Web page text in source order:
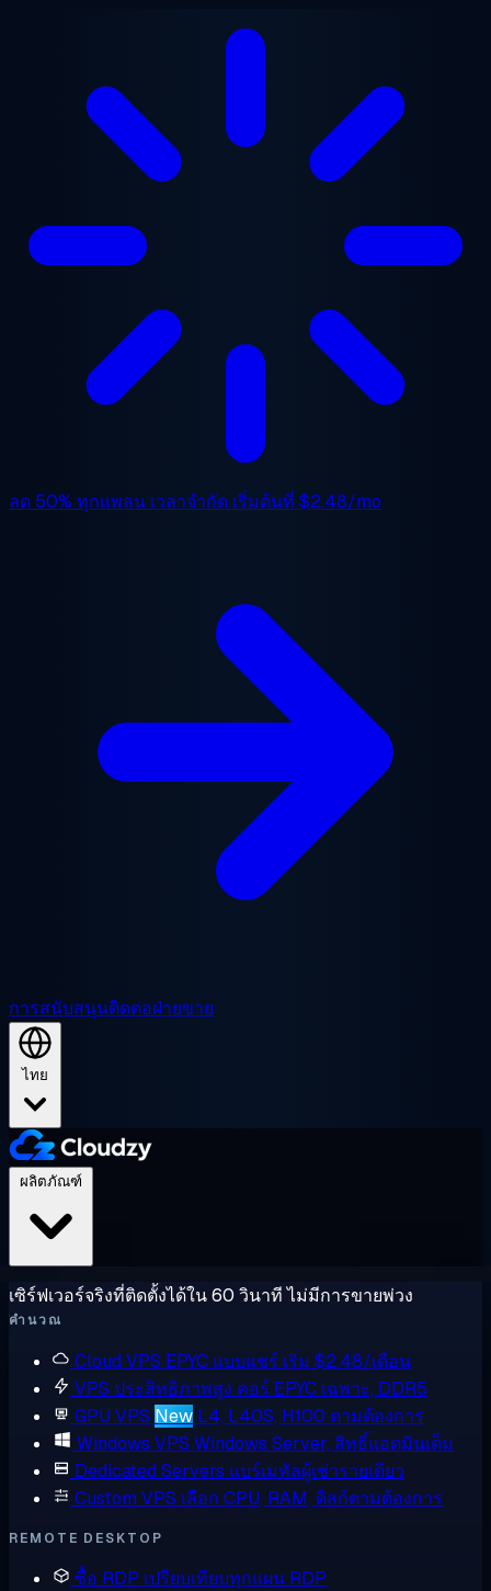
ลด 50% ทุกแพลน เวลาจำกัด เริ่มต้นที่ $2.48/mo
การสนับสนุนติดต่อฝ่ายขาย
ไทย
เซิร์ฟเวอร์จริงที่ติดตั้งได้ใน 60 วินาที ไม่มีการขายพ่วง
คำนวณ
Cloud VPS EPYC แบบแชร์ เริ่ม $2.48/เดือน
VPS ประสิทธิภาพสูง คอร์ EPYC เฉพาะ, DDR5
GPU VPS New L4, L40S, H100 ตามต้องการ
Windows VPS Windows Server, สิทธิ์แอดมินเต็ม
Dedicated Servers แบร์เมทัลผู้เช่ารายเดียว
Custom VPS เลือก CPU, RAM, ดิสก์ตามต้องการ
REMOTE DESKTOP
ซื้อ RDP เปรียบเทียบทุกแผน RDP